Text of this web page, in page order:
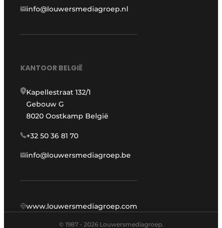
info@louwersmediagroep.nl
KANTOOR BELGIË
Kapellestraat 132/1
Gebouw G
8020 Oostkamp België
+32 50 36 81 70
info@louwersmediagroep.be
www.louwersmediagroep.com
© 1987 - 2026 Louwersmediagroep.